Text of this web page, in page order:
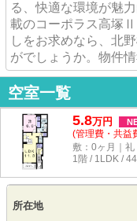
る、快適な環境が魅
載のコーポラス高塚
しをお求めなら、北
がでしょうか。物件
空室一覧
5.8万円
(管理費・共益
敷：0ヶ月｜礼
1階 / 1LDK /
所在地